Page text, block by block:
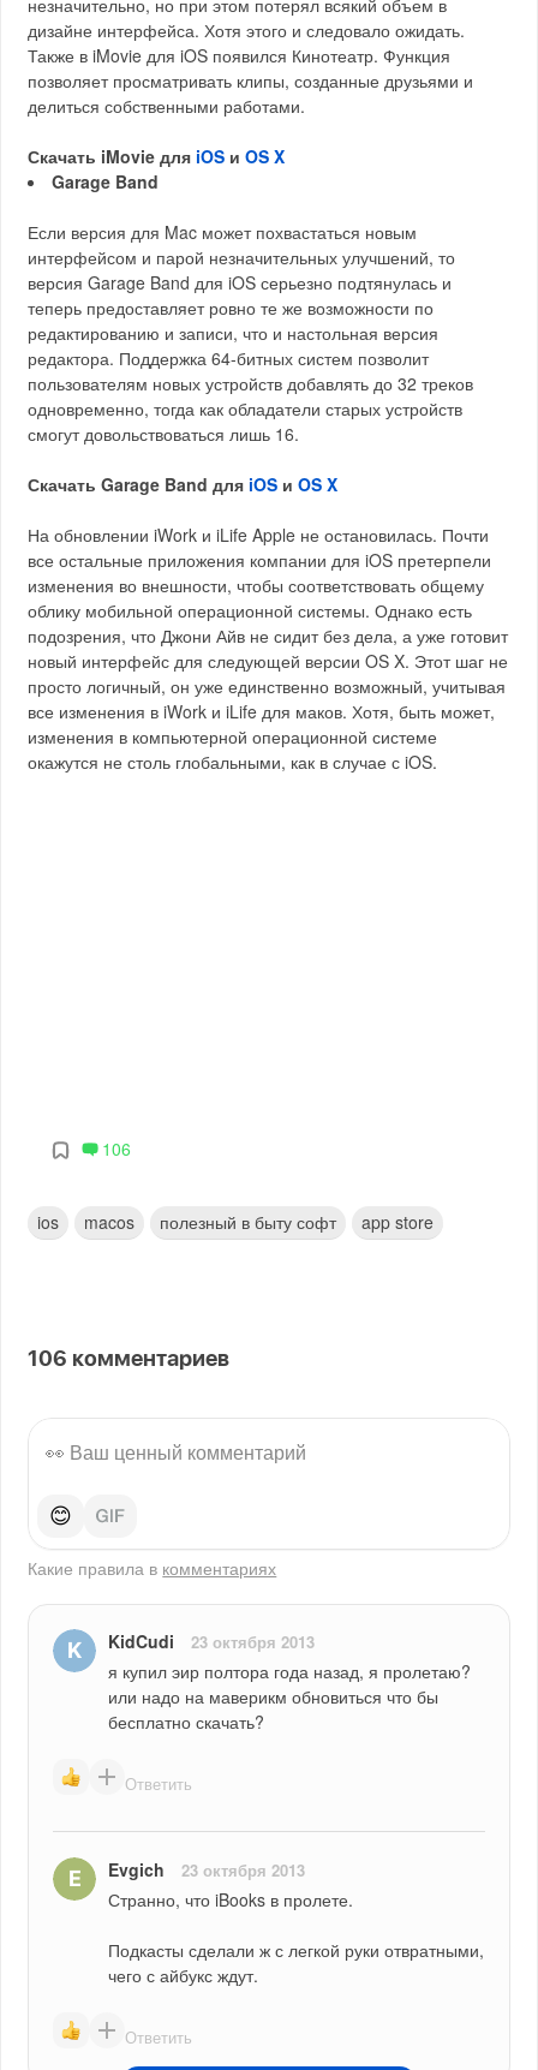
незначительно, но при этом потерял всякий объем в
дизайне интерфейса. Хотя этого и следовало ожидать.
Также в iMovie для iOS появился Кинотеатр. Функция
позволяет просматривать клипы, созданные друзьями и
делиться собственными работами.
Скачать iMovie для iOS иOS X
Garage Band
Если версия для Mac может похвастаться новым
интерфейсом и парой незначительных улучшений, то
версия Garage Band для iOS серьезно подтянулась и
теперь предоставляет ровно те же возможности по
редактированию и записи, что и настольная версия
редактора. Поддержка 64-битных систем позволит
пользователям новых устройств добавлять до 32 треков
одновременно, тогда как обладатели старых устройств
смогут довольствоваться лишь 16.
Скачать Garage Band для iOS иOS X
На обновлении iWork и iLife Apple не остановилась. Почти
все остальные приложения компании для iOS претерпели
изменения во внешности, чтобы соответствовать общему
облику мобильной операционной системы. Однако есть
подозрения, что Джони Айв не сидит без дела, а уже готовит
новый интерфейс для следующей версии OS X. Этот шаг не
просто логичный, он уже единственно возможный, учитывая
все изменения в iWork и iLife для маков. Хотя, быть может,
изменения в компьютерной операционной системе
окажутся не столь глобальными, как в случае с iOS.
106
ios macos полезный в быту софт app store
106 комментариев
😊
Какие правила в комментариях
KidCudi 23 октября 2013
я купил эир полтора года назад, я пролетаю?
или надо на маверикм обновиться что бы
бесплатно скачать?
Ответить
Evgich 23 октября 2013
Странно, что iBooks в пролете.
Подкасты сделали ж с легкой руки отвратными,
чего с айбукс ждут.
Ответить